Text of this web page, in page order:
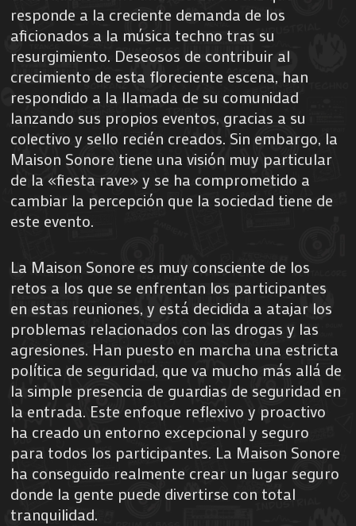
responde a la creciente demanda de los
aficionados a la música techno tras su
resurgimiento. Deseosos de contribuir al
crecimiento de esta floreciente escena, han
respondido a la llamada de su comunidad
lanzando sus propios eventos, gracias a su
colectivo y sello recién creados. Sin embargo, la
Maison Sonore tiene una visión muy particular
de la «fiesta rave» y se ha comprometido a
cambiar la percepción que la sociedad tiene de
este evento.
La Maison Sonore es muy consciente de los
retos a los que se enfrentan los participantes
en estas reuniones, y está decidida a atajar los
problemas relacionados con las drogas y las
agresiones. Han puesto en marcha una estricta
política de seguridad, que va mucho más allá de
la simple presencia de guardias de seguridad en
la entrada. Este enfoque reflexivo y proactivo
ha creado un entorno excepcional y seguro
para todos los participantes. La Maison Sonore
ha conseguido realmente crear un lugar seguro
donde la gente puede divertirse con total
tranquilidad.